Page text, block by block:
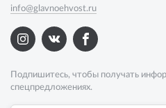
info@glavnoehvost.ru
Подпишитесь, чтобы получать
спецпредложениях.